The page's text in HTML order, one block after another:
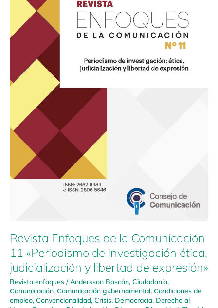
Revista Enfoques de la Comunicación
11 «Periodismo de investigación ética,
judicialización y libertad de expresión»
Revista enfoques /Andersson Boscán, Ciudadanía,
Comunicación, Comunicación gubernamental, Condiciones de
empleo, Convencionalidad, Crisis, Democracia, Derecho al
«Periodismo
investigación
judicialización
libertad
expresión»